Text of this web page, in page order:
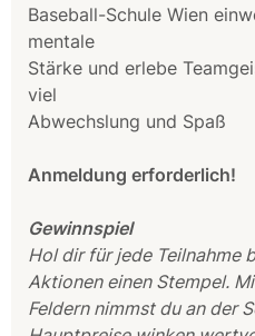
Baseball-Schule Wien
mentale
Stärke und erlebe
viel
Abwechslung und Spaß
Anmeldung erforderlich!
Gewinnspiel
Hol dir für jede Teilnahme
Aktionen einen Stempel.
Feldern nimmst du an der